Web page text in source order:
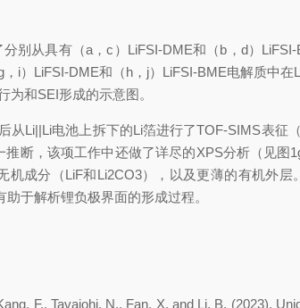
别从具有（a，c ） LiFSI-DME和（b ， d） LiFSI-
， i） LiFSI-DME和（h ， j） LiFSI-BME电解质中在
为和SEI形成的示意图。
从Li||Li电池上拆下的Li箔进行了TOF-SIMS表征
断，该项工作中还做了详尽的XPS分析（见图
机成分（LiF和Li2CO3），以及更薄的有机外层
助于解析锂负极界面的形成过程。
F., Tavajohi, N., Fan, X. and Li, B. (2023),